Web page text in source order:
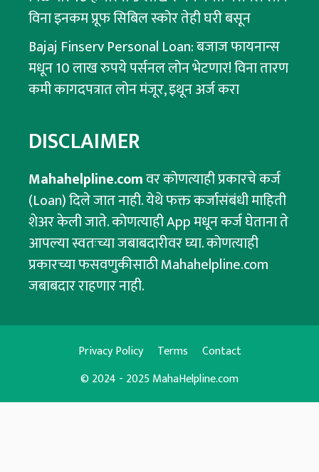
विना इनकम प्रूफ सिबिल स्कोर तेही घरी बसून
Bajaj Finserv Personal Loan: बजाज फायनान्स
मधून 10 लाख रुपये पर्सनल लोन भेटणार! विना तारण
कमी कागदपत्रात लोन मंजूर, इथून अर्ज करा
DISCLAIMER
Mahahelpline.comवर कोणत्याही प्रकारचे कर्ज
(Loan) दिले जात नाही. येथे फक्त कर्जासंबंधी माहिती
शेअर केली जाते. कोणत्याही App मधून कर्ज घेताना ते
आपल्या स्वतःच्या जबाबदारीवर घ्या. कोणत्याही
प्रकारच्या फसवणुकीसाठी Mahahelpline.com
जबाबदार राहणार नाही.
Privacy Policy Terms
Contact
© 2024 - 2025 MahaHelpline.com